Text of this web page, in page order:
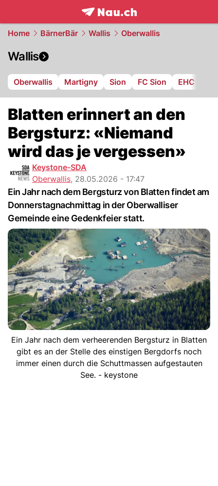
frontpage.NAU.ch
Home BärnerBär Wallis Oberwallis
Wallis
Oberwallis Martigny Sion FC Sion EHC Visp
Blatten erinnert an den
Bergsturz: «Niemand
wird das je vergessen»
Keystone-SDA
Oberwallis, 28.05.2026 - 17:47
Ein Jahr nach dem Bergsturz von Blatten findet am
Donnerstagnachmittag in der Oberwalliser
Gemeinde eine Gedenkfeier statt.
Ein Jahr nach dem verheerenden Bergsturz in Blatten
gibt es an der Stelle des einstigen Bergdorfs noch
immer einen durch die Schuttmassen aufgestauten
See. - keystone